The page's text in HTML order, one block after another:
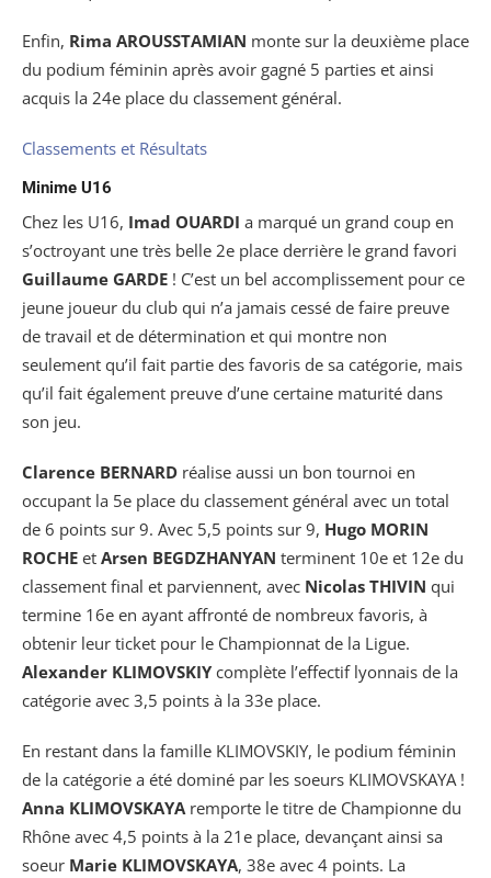
Enfin, Rima AROUSSTAMIAN monte sur la deuxième place
du podium féminin après avoir gagné 5 parties et ainsi
acquis la 24e place du classement général.
Classements et Résultats
Minime U16
Chez les U16, Imad OUARDI a marqué un grand coup en
s’octroyant une très belle 2e place derrière le grand favori
Guillaume GARDE ! C’est un bel accomplissement pour ce
jeune joueur du club qui n’a jamais cessé de faire preuve
de travail et de détermination et qui montre non
seulement qu’il fait partie des favoris de sa catégorie, mais
qu’il fait également preuve d’une certaine maturité dans
son jeu.
Clarence BERNARD réalise aussi un bon tournoi en
occupant la 5e place du classement général avec un total
de 6 points sur 9. Avec 5,5 points sur 9, Hugo MORIN
ROCHE et Arsen BEGDZHANYAN terminent 10e et 12e du
classement final et parviennent, avec Nicolas THIVIN qui
termine 16e en ayant affronté de nombreux favoris, à
obtenir leur ticket pour le Championnat de la Ligue.
Alexander KLIMOVSKIYcomplète l’effectif lyonnais de la
catégorie avec 3,5 points à la 33e place.
En restant dans la famille KLIMOVSKIY, le podium féminin
de la catégorie a été dominé par les soeurs KLIMOVSKAYA !
Anna KLIMOVSKAYA remporte le titre de Championne du
Rhône avec 4,5 points à la 21e place, devançant ainsi sa
soeur Marie KLIMOVSKAYA, 38e avec 4 points. La